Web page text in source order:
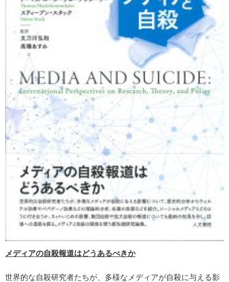
メディアの自殺報道はどうあるべきか
世界的な自殺研究者たちが、多様なメディアが自殺に与える影